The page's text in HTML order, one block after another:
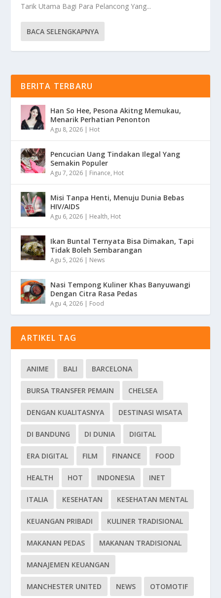
Tarik Utama Bagi Para Pelancong Yang...
BACA SELENGKAPNYA
BERITA TERBARU
Han So Hee, Pesona Akitng Memukau,
Menarik Perhatian Penonton
Agu 8, 2026 | Hot
Pencucian Uang Tindakan Ilegal Yang
Semakin Populer
Agu 7, 2026 | Finance, Hot
Misi Tanpa Henti, Menuju Dunia Bebas
HIV/AIDS
Agu 6, 2026 | Health, Hot
Ikan Buntal Ternyata Bisa Dimakan, Tapi
Tidak Boleh Sembarangan
Agu 5, 2026 | News
Nasi Tempong Kuliner Khas Banyuwangi
Dengan Citra Rasa Pedas
Agu 4, 2026 | Food
ARTIKEL TAG
ANIME BALI BARCELONA
BURSA TRANSFER PEMAIN CHELSEA
DENGAN KUALITASNYA DESTINASI WISATA
DI BANDUNG DI DUNIA DIGITAL
ERA DIGITAL FILM FINANCE FOOD
HEALTH HOT INDONESIA INET
ITALIA KESEHATAN KESEHATAN MENTAL
KEUANGAN PRIBADI KULINER TRADISIONAL
MAKANAN PEDAS MAKANAN TRADISIONAL
MANAJEMEN KEUANGAN
MANCHESTER UNITED NEWS OTOMOTIF